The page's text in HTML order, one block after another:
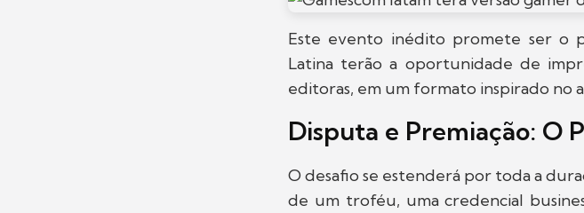
Este evento inédito promete ser o
Latina terão a oportunidade de
editoras, em um formato inspirado no
Disputa e Premiação: O
O desafio se estenderá por toda a
de um troféu, uma credencial